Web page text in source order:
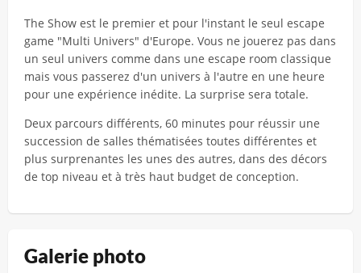
The Show est le premier et pour l'instant le seul escape
game "Multi Univers" d'Europe. Vous ne jouerez pas dans
un seul univers comme dans une escape room classique
mais vous passerez d'un univers à l'autre en une heure
pour une expérience inédite. La surprise sera totale.
Deux parcours différents, 60 minutes pour réussir une
succession de salles thématisées toutes différentes et
plus surprenantes les unes des autres, dans des décors
de top niveau et à très haut budget de conception.
Galerie photo